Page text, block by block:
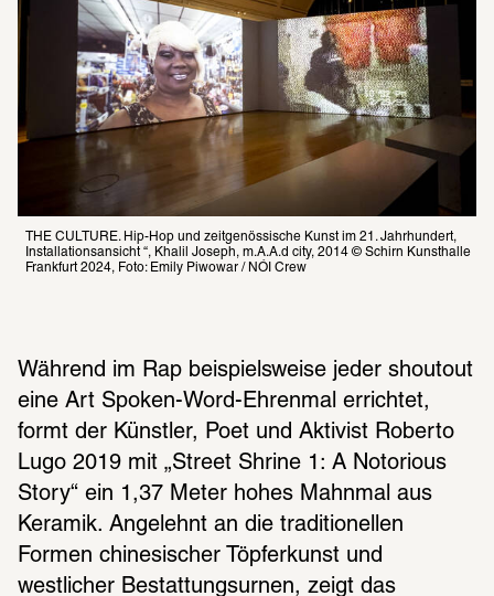
THE CULTURE. Hip-Hop und zeitgenössische Kunst im 21. Jahrhundert,
Installationsansicht “, Khalil Joseph, m.A.A.d city, 2014 © Schirn Kunsthalle
Frankfurt 2024, Foto: Emily Piwowar / NÓI Crew
Während im Rap beispielsweise jeder shoutout
eine Art Spoken-Word-Ehrenmal errichtet,
formt der Künstler, Poet und Aktivist Roberto
Lugo 2019 mit „Street Shrine 1: A Notorious
Story“ ein 1,37 Meter hohes Mahnmal aus
Keramik. Angelehnt an die traditionellen
Formen chinesischer Töpferkunst und
westlicher Bestattungsurnen, zeigt das